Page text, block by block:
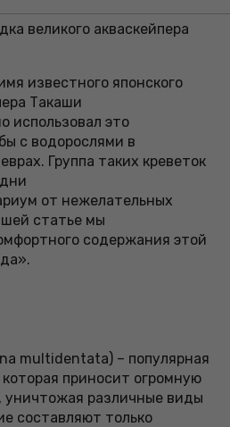
великого акваскейпера
известного японского
Такаши
использовал это
с водорослями в
Группа таких креветок
от нежелательных
статье мы
содержания этой
multidentata) – популярная
приносит огромную
уничтожая различные виды
составляют только